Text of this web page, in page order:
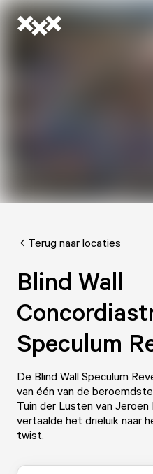
Terug naar locaties
Blind Wall
Speculum
De Blind Wall Speculum
van één van de
Tuin der Lusten van
vertaalde het drieluik naar
twist.